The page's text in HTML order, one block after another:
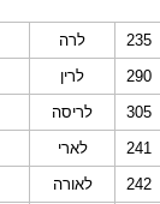
לרה 235
לרין 290
לריסה 305
לארי 241
לאורה 242